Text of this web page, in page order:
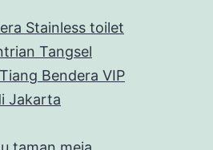
Stainless toilet
Tangsel
Bendera VIP
Jakarta